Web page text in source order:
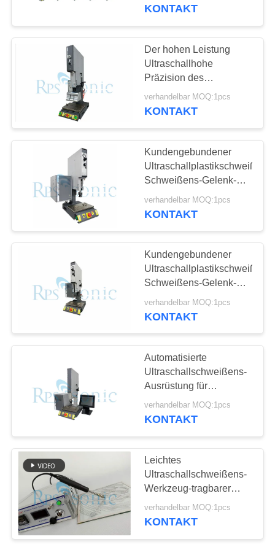
TRETEN
SIE
UNS
VERBINDUNG
NACHRICHTEN
FÄLLE
SITEMAP
DATENSCHUTZRICHTLINIE
KONTAKT
Der hohen Leistung
Ultraschallhohe
Präzision des
schweißens-Werkzeug-
15khz 5000W
verhandelbar MOQ:1pcs
KONTAKT
Kundengebundener
Schweißens-Gelenk-
Entwurf
verhandelbar MOQ:1pcs
KONTAKT
Kundengebundener
Schweißens-Gelenk-
Entwurf
verhandelbar MOQ:1pcs
KONTAKT
Automatisierte
Ultraschallschweißens-
Ausrüstung für
Polycarbonat/Polypropylen
verhandelbar MOQ:1pcs
KONTAKT
Leichtes
Ultraschallschweißens-
Werkzeug-tragbarer
Ultraschallstellen-
Schweißer
verhandelbar MOQ:1pcs
KONTAKT